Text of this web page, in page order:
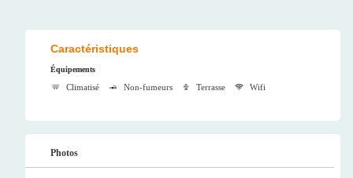
Caractéristiques
Équipements
Climatisé Non-fumeurs Terrasse Wifi
Photos